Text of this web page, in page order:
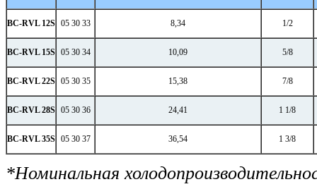
BC-RVL 12S 05 30 33 8,34 1/2
BC-RVL 15S 05 30 34 10,09 5/8
BC-RVL 22S 05 30 35 15,38 7/8
BC-RVL 28S 05 30 36 24,41 1 1/8
BC-RVL 35S 05 30 37 36,54 1 3/8
*Номинальная